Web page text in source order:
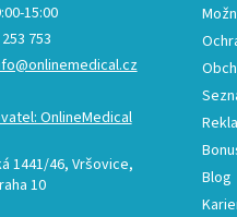
15:00
753
OnlineMedical
1441/46, Vršovice,
10
Blog